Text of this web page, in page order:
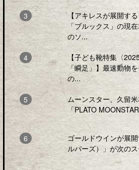
【アキレスが展開す
「ブルックス」の
のソ...
【子ども靴特集〈
「瞬足」】最速動物
の...
ムーンスター、久留
「PLATO
ゴールドウインが展
ルバーズ）」が次の